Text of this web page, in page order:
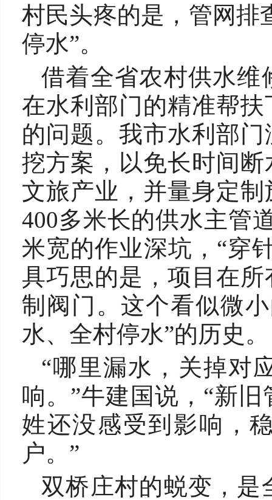
村民头疼的是，管网排
停水”。
借着全省农村供水维
在水利部门的精准帮
的问题。我市水利部
挖方案，以免长时间
文旅产业，并量身定
400多米长的供水主管
米宽的作业深坑，“穿
具巧思的是，项目在
制阀门。这个看似微
水、全村停水”的历史。
“哪里漏水，关掉对
响。”牛建国说，“新
姓还没感受到影响，
户。”
双桥庄村的蜕变，是